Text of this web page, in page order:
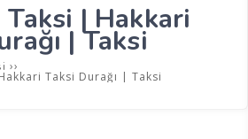
| Hakkari
| Taksi
››
Taksi Durağı | Taksi